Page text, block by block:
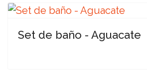
Set de baño - Aguacate